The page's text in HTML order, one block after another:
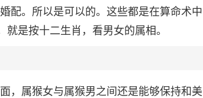
配。所以是可以的。这些都是在算命术中
是按十二生肖，看男女的属相。
，属猴女与属猴男之间还是能够保持和美